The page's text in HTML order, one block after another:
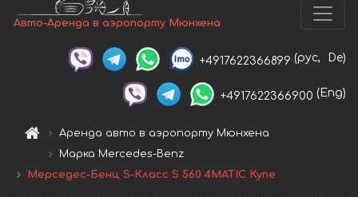
Авто-Аренда в аэропорту Мюнхена
+4917622366899 (рус, De)
+4917622366900 (Eng)
Аренда авто в аэропорту Мюнхена
Марка Mercedes-Benz
Мерседес-Бенц S-Класс S 560 4MATIC Купе